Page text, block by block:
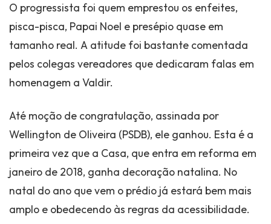
O progressista foi quem emprestou os enfeites,
pisca-pisca, Papai Noel e presépio quase em
tamanho real. A atitude foi bastante comentada
pelos colegas vereadores que dedicaram falas em
homenagem a Valdir.
Até moção de congratulação, assinada por
Wellington de Oliveira (PSDB), ele ganhou. Esta é a
primeira vez que a Casa, que entra em reforma em
janeiro de 2018, ganha decoração natalina. No
natal do ano que vem o prédio já estará bem mais
amplo e obedecendo às regras da acessibilidade.